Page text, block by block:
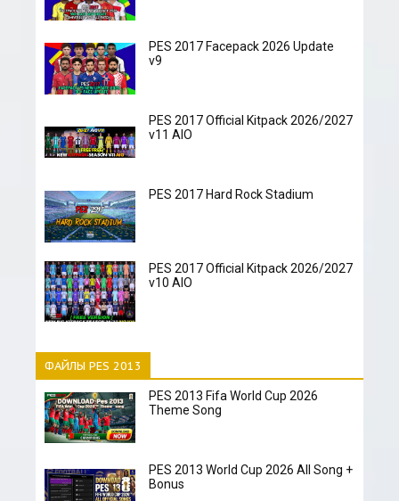
PES 2017 Facepack 2026 Update
v9
PES 2017 Official Kitpack 2026/2027
v11 AIO
PES 2017 Hard Rock Stadium
PES 2017 Official Kitpack 2026/2027
v10 AIO
ФАЙЛЫ PES 2013
PES 2013 Fifa World Cup 2026
Theme Song
PES 2013 World Cup 2026 All Song +
Bonus